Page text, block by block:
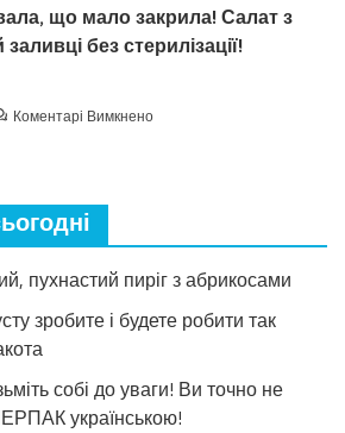
що мало закрила! Салат з
без стерилізації!
Коментарі Вимкненодо
Салат
огірків
томатній
стерилізації!
пухнастий пиріг з абрикосами
зробите і будете робити так
собі до уваги! Ви точно не
українською!